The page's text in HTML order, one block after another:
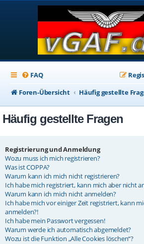
FAQ
Foren-Übersicht
Häufig gestellte
Häufig gestellte Fragen
Registrierung und Anmeldung
Wozu muss ich mich registrieren?
Was ist COPPA?
Warum kann ich mich nicht registrieren?
Ich habe mich registriert, kann mich aber nicht
Warum kann ich mich nicht anmelden?
Ich habe mich vor einiger Zeit registriert, kann
anmelden?!
Ich habe mein Passwort vergessen!
Warum werde ich automatisch abgemeldet?
Wozu ist die Funktion „Alle Cookies löschen“?